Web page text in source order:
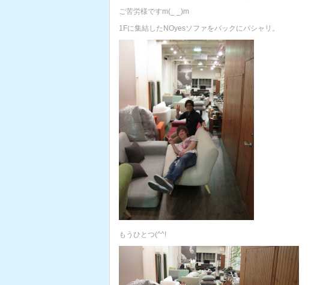
ご苦労様ですm(_ _)m
1Fに集結したNOyesソファをバックにパシャリ。
もうひとつ(^^!